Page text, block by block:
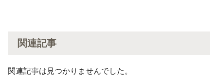
関連記事
関連記事は見つかりませんでした。